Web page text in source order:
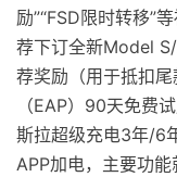
励”“FSD限时转移”
荐下订全新Model
荐奖励（用于抵扣
（EAP）90天免费
斯拉超级充电3年/6
APP加电，主要功